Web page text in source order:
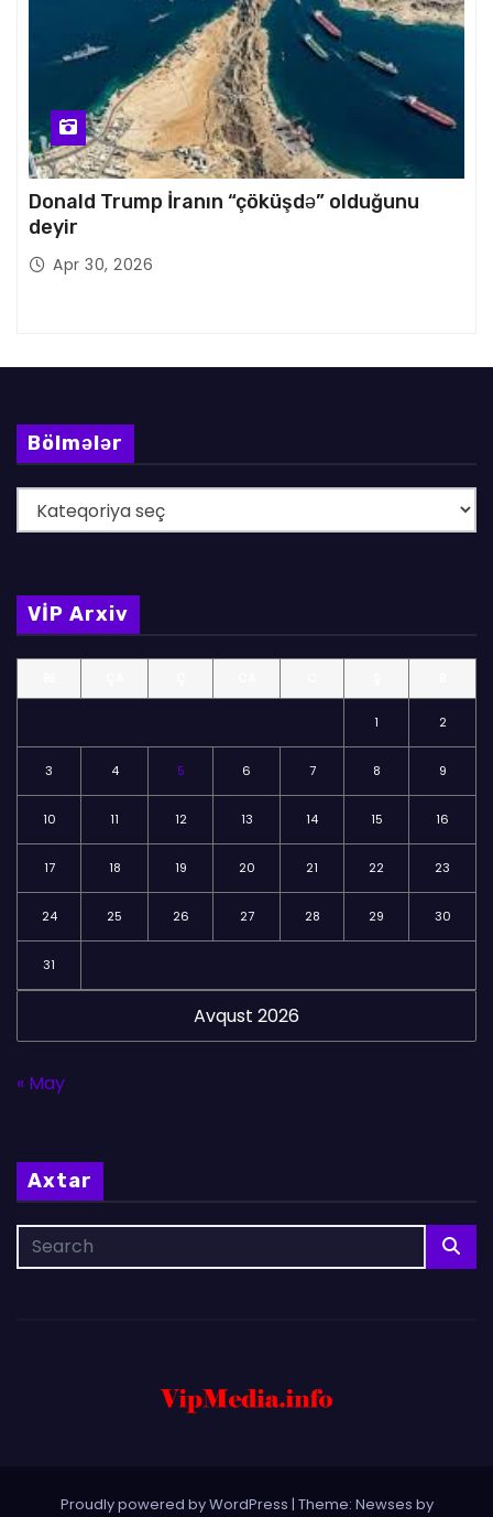
Donald Trump İranın “çöküşdə” olduğunu
deyir
Apr 30, 2026
Bölmələr
ö
m
l
VİP Arxiv
Avqust 2026
1 2
3 4 5 6 7 8 9
10 11 12 13 14 15 16
17 18 19 20 21 22 23
24 25 26 27 28 29 30
31
« May
Axtar
Proudly powered by WordPress | Theme: Newses by